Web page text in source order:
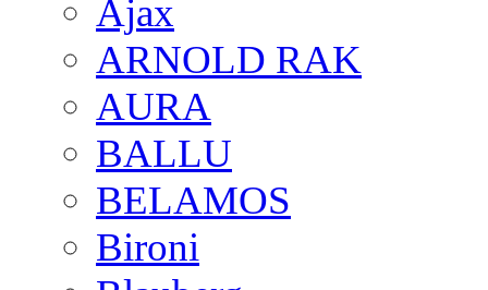
Ajax
ARNOLD RAK
AURA
BALLU
BELAMOS
Bironi